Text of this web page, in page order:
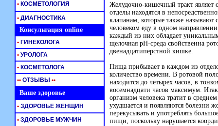
Желудочно-кишечный тракт
отделы находятся в
клапанам, которые также
человеком еду в одном
каждый из них обладает
щелочная pH-среда свойственна
двенадцатиперстной кишке.
Пища прибывает в каждом из
количество времени. В ротовой
находится до четырех часов, в
восемнадцати часов максимум.
организм человека тратит в
ухудшается и появляются болезни
перекусывать и употреблять
пищи, поскольку нарушается
• КОСМЕТОЛОГИЯ
• ДИАГНОСТИКА
Консультация online
• ГИНЕКОЛОГА
• УРОЛОГА
• КОСМЕТОЛОГА
•• ОТЗЫВЫ ••
Ваше здоровье
• ЗДОРОВЬЕ ЖЕНЩИН
• ЗДОРОВЬЕ МУЖЧИН